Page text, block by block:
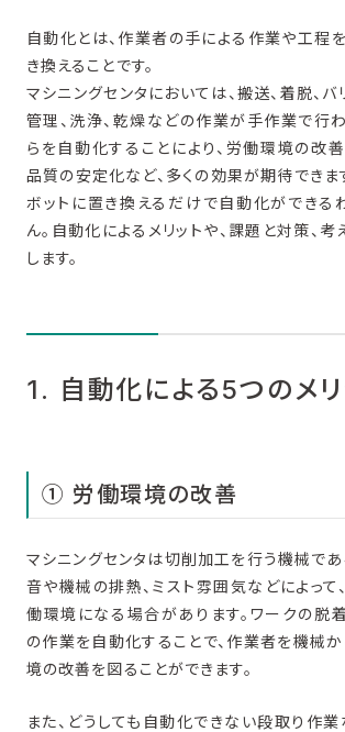
自動化とは、作業者の手による作業や工程
き換えることです。
マシニングセンタにおいては、搬送、着脱、バ
管理、洗浄、乾燥などの作業が手作業で行
らを自動化することにより、労働環境の改善
品質の安定化など、多くの効果が期待できま
ボットに置き換えるだけで自動化ができる
ん。自動化によるメリットや、課題と対策、
します。
1. 自動化による5つのメリ
① 労働環境の改善
マシニングセンタは切削加工を行う機械であ
音や機械の排熱、ミスト雰囲気などによって
働環境になる場合があります。ワークの脱
の作業を自動化することで、作業者を機械か
境の改善を図ることができます。
また、どうしても自動化できない段取り作